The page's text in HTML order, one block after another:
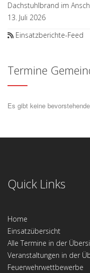
Dachstuhlbrand im
13. Juli 2026
Einsatzberichte-Feed
Termine
Es gibt keine
Quick Links
Home
Einsatzübersicht
Alle Termine in der
Veranstaltungen in der
Feuerwehrwettbewerbe